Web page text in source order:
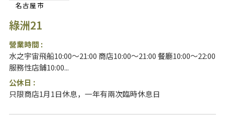
名古屋市
綠洲21
營業時間 :
水之宇宙飛船10:00〜21:00 商店10:00～21:00 餐廳10:00～22:00
服務性店鋪10:00...
公休日 :
只限商店1月1日休息，一年有兩次臨時休息日